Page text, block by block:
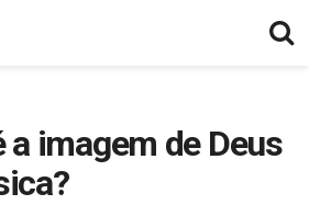
a imagem de Deus